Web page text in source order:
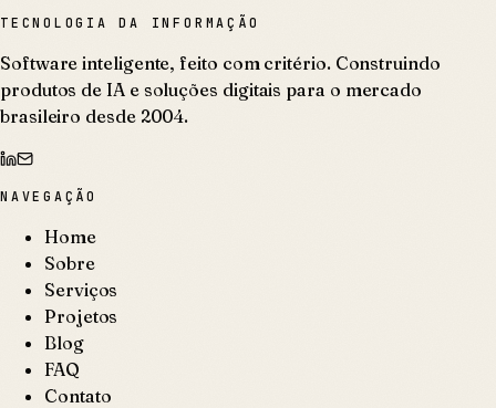
TECNOLOGIA DA INFORMAÇÃO
Software inteligente, feito com critério. Construindo
produtos de IA e soluções digitais para o mercado
brasileiro desde 2004.
NAVEGAÇÃO
Home
Sobre
Serviços
Projetos
Blog
FAQ
Contato